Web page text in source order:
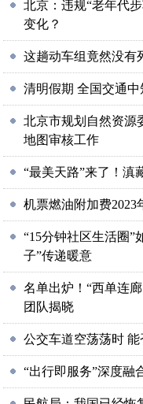
北京：违规“老年代
变化？
这趟动车组竟然没有
清明假期 全国交通中
北京市规划自然资源
地图审核工作
“最美天路”来了！滇
机票燃油附加费2023
“15分钟社区生活圈”
子”传递暖意
名单出炉！“西单连
团队揭晓
公交车道空荡荡时
“出行即服务”深度融